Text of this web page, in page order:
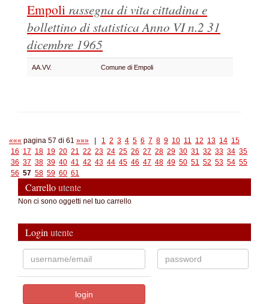
Empoli rassegna di vita cittadina e
bollettino di statisticaAnno VI n.2 31
dicembre 1965
AA.VV. Comune di Empoli
««« pagina 57 di 61 »»» 1 2 3 4 5 6 7 8 9 10 11 12 13 14 15
16 17 18 19 20 21 22 23 24 25 26 27 28 29 30 31 32 33 34 35
36 37 38 39 40 41 42 43 44 45 46 47 48 49 50 51 52 53 54 55
56 57 58 59 60 61
Carrelloutente
Non ci sono oggetti nel tuo carrello
Login utente